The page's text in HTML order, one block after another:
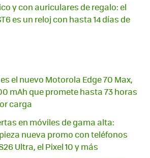
y con auriculares de regalo: el
es un reloj con hasta 14 días de
el nuevo Motorola Edge 70 Max,
mAh que promete hasta 73 horas
carga
en móviles de gama alta:
nueva promo con teléfonos
Ultra, el Pixel 10 y más